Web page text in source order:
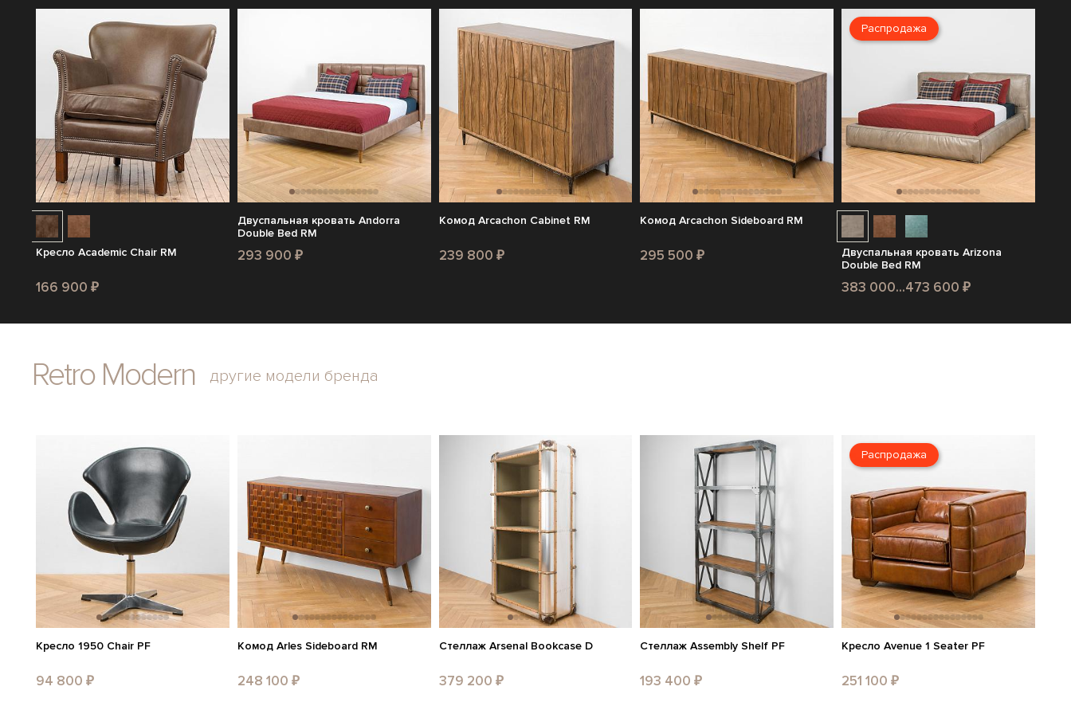
Кресло Academic Chair RM
166 900 ₽
Двуспальная кровать Andorra
Double Bed RM
293 900 ₽
Комод Arcachon Cabinet RM
239 800 ₽
Комод Arcachon Sideboard RM
295 500 ₽
Распродажа
Двуспальная кровать Arizona
Double Bed RM
383 000...473 600 ₽
Retro Modern другие модели бренда
Кресло 1950 Chair PF
94 800 ₽
Комод Arles Sideboard RM
248 100 ₽
Стеллаж Arsenal Bookcase D
379 200 ₽
Стеллаж Assembly Shelf PF
193 400 ₽
Распродажа
Кресло Avenue 1 Seater PF
251 100 ₽